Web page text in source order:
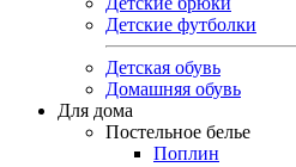
Детские футболки
Детская обувь
Домашняя обувь
Для дома
Постельное белье
Поплин